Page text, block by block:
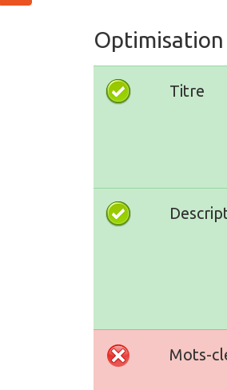
Titre
Mots-